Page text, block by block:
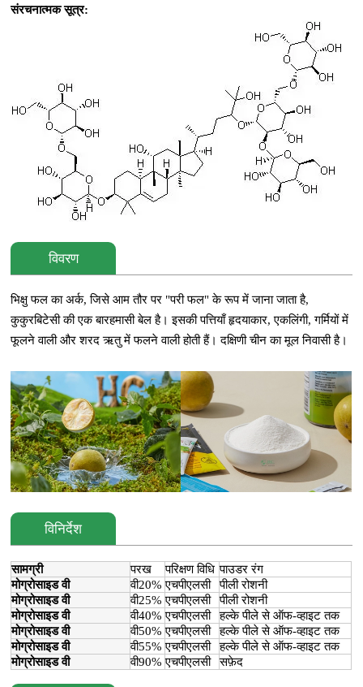
संरचनात्मक सूत्र:
विवरण
भिक्षु फल का अर्क, जिसे आम तौर पर "परी फल" के रूप में जाना जाता है,
कुकुरबिटेसी की एक बारहमासी बेल है। इसकी पत्तियाँ हृदयाकार, एकलिंगी, गर्मियों में
फूलने वाली और शरद ऋतु में फलने वाली होती हैं। दक्षिणी चीन का मूल निवासी है।
विनिर्देश
सामग्री परख परिक्षण विधि पाउडर रंग
मोग्रोसाइड वी
वी20% एचपीएलसी
पीली रोशनी
मोग्रोसाइड वी
वी25% एचपीएलसी
पीली रोशनी
मोग्रोसाइड वी
वी40% एचपीएलसी
हल्के पीले से ऑफ-व्हाइट तक
मोग्रोसाइड वी
वी50% एचपीएलसी
हल्के पीले से ऑफ-व्हाइट तक
मोग्रोसाइड वी
वी55% एचपीएलसी
हल्के पीले से ऑफ-व्हाइट तक
मोग्रोसाइड वी
वी90% एचपीएलसी सफ़ेद